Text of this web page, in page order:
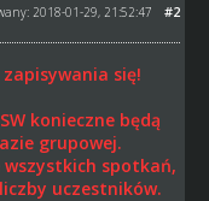
#2
2018-01-29, 21:52:47
się!
konieczne będą
grupowej.
spotkań,
uczestników.